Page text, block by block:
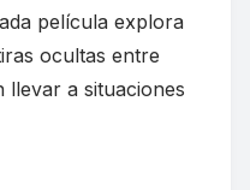
película explora
ocultas entre
llevar a situaciones